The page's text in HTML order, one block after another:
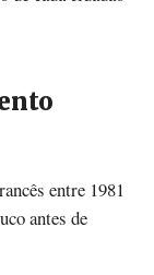
entre 1981
antes de